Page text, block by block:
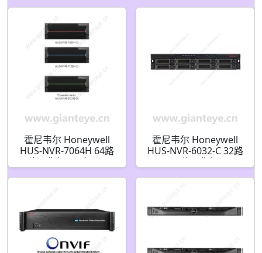
霍尼韦尔 Honeywell
HUS-NVR-7064H 64路
网络录像机/64路1080P
霍尼韦尔 Honeywell
HUS-NVR-6032-C 32路
网络录像机